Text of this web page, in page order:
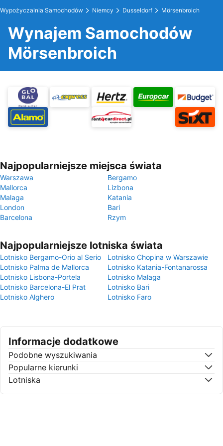
Wypożyczalnia Samochodów Niemcy Dusseldorf Mörsenbroich
Wynajem Samochodów
Mörsenbroich
Najpopularniejsze miejsca świata
Warszawa
Bergamo
Mallorca
Lizbona
Malaga
Katania
London
Bari
Barcelona
Rzym
Najpopularniejsze lotniska świata
Lotnisko Bergamo-Orio al Serio
Lotnisko Chopina w Warszawie
Lotnisko Palma de Mallorca
Lotnisko Katania-Fontanarossa
Lotnisko Lisbona-Portela
Lotnisko Malaga
Lotnisko Barcelona-El Prat
Lotnisko Bari
Lotnisko Alghero
Lotnisko Faro
Informacje dodatkowe
Podobne wyszukiwania
Popularne kierunki
Lotniska